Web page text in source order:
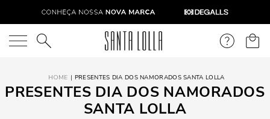
O que você está procurando?
PRESENTES DIA DOS NAMORADOS SANTA LOLLA
PRESENTES DIA DOS NAMORADOS
SANTA LOLLA